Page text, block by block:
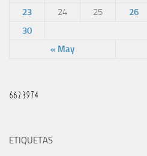
« May
23
24 25 26
30
ETIQUETAS